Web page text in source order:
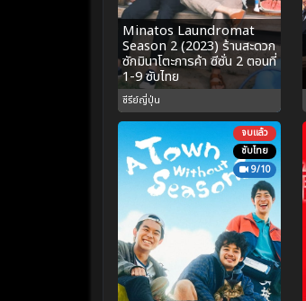
Minatos Laundromat
Season 2 (2023) ร้านสะดวก
ซักมินาโตะการค้า ซีซั่น 2 ตอนที่
1-9 ซับไทย
ซีรีย์ญี่ปุ่น
จบแล้ว
ซับไทย
9/10